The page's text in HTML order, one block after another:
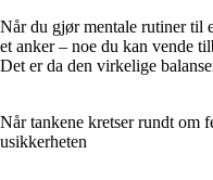
Når du gjør mentale rutiner til
et anker – noe du kan vende
Det er da den virkelige
Når tankene kretser rundt om
usikkerheten